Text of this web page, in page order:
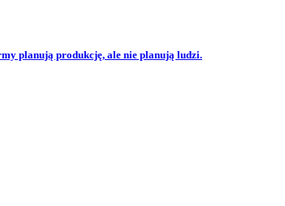
planują produkcję, ale nie planują ludzi.